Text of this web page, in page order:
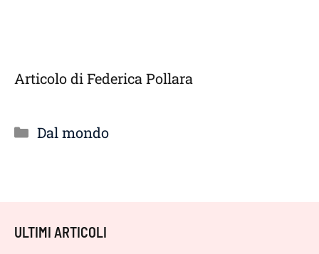
Articolo di Federica Pollara
Categorie
Dal mondo
ULTIMI ARTICOLI